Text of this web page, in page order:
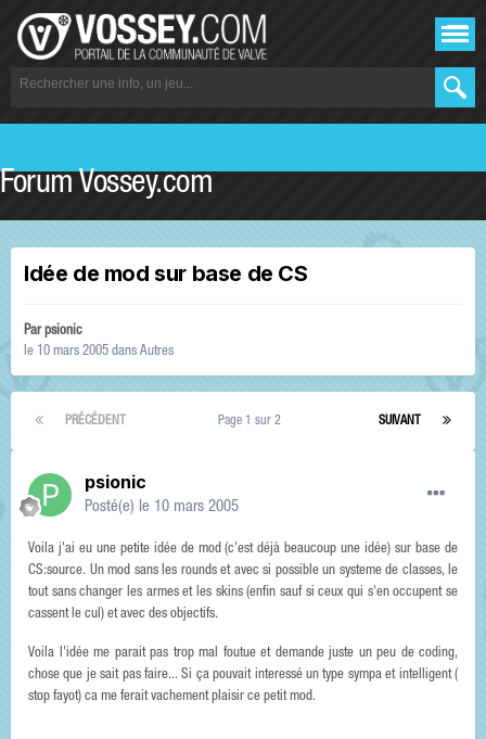
Forum Vossey.com
Idée de mod sur base de CS
Par psionic
le 10 mars 2005 dans Autres
PRÉCÉDENT SUIVANT
Page 1 sur 2
psionic
Posté(e) le 10 mars 2005
Voila j'ai eu une petite idée de mod (c'est déjà beaucoup une idée) sur base de
CS:source. Un mod sans les rounds et avec si possible un systeme de classes, le
tout sans changer les armes et les skins (enfin sauf si ceux qui s'en occupent se
cassent le cul) et avec des objectifs.
Voila l'idée me parait pas trop mal foutue et demande juste un peu de coding,
chose que je sait pas faire... Si ça pouvait interessé un type sympa et intelligent (
stop fayot) ca me ferait vachement plaisir ce petit mod.